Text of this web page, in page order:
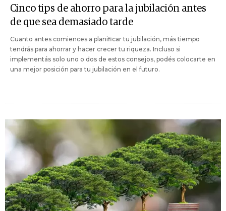
Cinco tips de ahorro para la jubilación antes
de que sea demasiado tarde
Cuanto antes comiences a planificar tu jubilación, más tiempo
tendrás para ahorrar y hacer crecer tu riqueza. Incluso si
implementás solo uno o dos de estos consejos, podés colocarte en
una mejor posición para tu jubilación en el futuro.